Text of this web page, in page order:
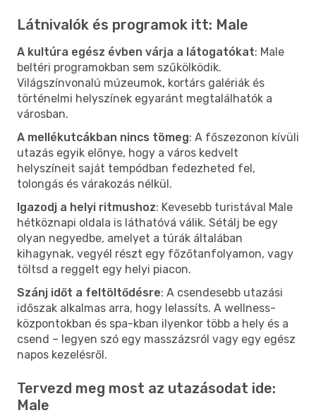
Látnivalók és programok itt: Male
A kultúra egész évben várja a látogatókat: Male
beltéri programokban sem szűkölködik.
Világszínvonalú múzeumok, kortárs galériák és
történelmi helyszínek egyaránt megtalálhatók a
városban.
A mellékutcákban nincs tömeg: A főszezonon kívüli
utazás egyik előnye, hogy a város kedvelt
helyszíneit saját tempódban fedezheted fel,
tolongás és várakozás nélkül.
Igazodj a helyi ritmushoz: Kevesebb turistával Male
hétköznapi oldala is láthatóvá válik. Sétálj be egy
olyan negyedbe, amelyet a túrák általában
kihagynak, vegyél részt egy főzőtanfolyamon, vagy
töltsd a reggelt egy helyi piacon.
Szánj időt a feltöltődésre: A csendesebb utazási
időszak alkalmas arra, hogy lelassíts. A wellness-
központokban és spa-kban ilyenkor több a hely és a
csend – legyen szó egy masszázsról vagy egy egész
napos kezelésről.
Tervezd meg most az utazásodat ide:
Male